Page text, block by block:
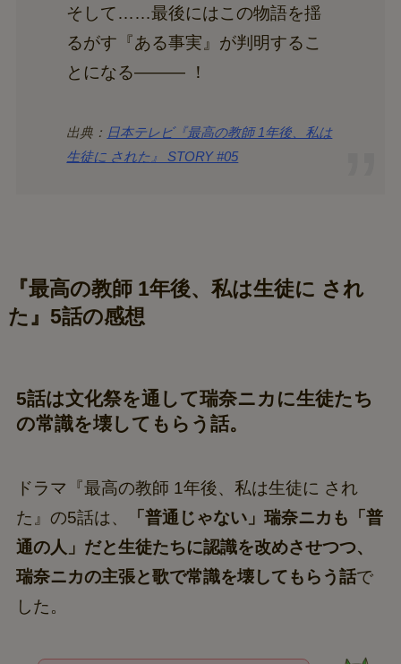
そして……最後にはこの物語を揺
るがす『ある事実』が判明するこ
とになる——— ！
出典： 日本テレビ『最高の教師 1年後、私は
生徒に された』 STORY #05
『最高の教師 1年後、私は生徒に され
た』5話の感想
5話は文化祭を通して瑞奈ニカに生徒たち
の常識を壊してもらう話。
ドラマ『最高の教師 1年後、私は生徒に され
た』の5話は、
「普通じゃない」瑞奈ニカも「普
通の人」だと生徒たちに認識を改めさせつつ、
瑞奈ニカの主張と歌で常識を壊してもらう話で
した。